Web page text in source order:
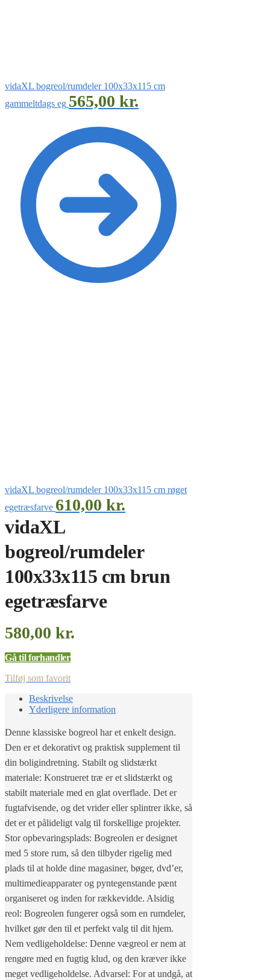
vidaXL bogreol/rumdeler 100x33x115 cm
gammeltdags eg 565,00 kr.
vidaXL bogreol/rumdeler 100x33x115 cm røget
egetræsfarve 610,00 kr.
vidaXL
bogreol/rumdeler
100x33x115 cm brun
egetræsfarve
580,00 kr.
Gå til forhandler
Tilføj som favorit
Beskrivelse
Yderligere information
Denne klassiske bogreol har et enkelt design.
Den er et dekorativt og praktisk supplement til
din boligindretning. Stabilt og slidstærkt
materiale: Konstrueret træ er et slidstærkt og
stabilt materiale med en glat overflade. Det er
fugtafvisende, og det vrider eller splintrer ikke, så
det er et pålideligt valg til forskellige projekter.
Stor opbevaringsplads: Bogreolen er designet
med 5 store rum, så den tilbyder rigelig med
plads til at holde dine magasiner, bøger, dvd’er,
multimedieapparater og pyntegenstande pænt
organiseret og inden for rækkevidde. Alsidig
reol: Bogreolen fungerer også som en rumdeler,
hvilket gør den til et perfekt valg til dit hjem.
Nem vedligeholdelse: Denne vægreol er nem at
rengøre med en fugtig klud, og den kræver ikke
meget vedligeholdelse. Advarsel: For at undgå, at